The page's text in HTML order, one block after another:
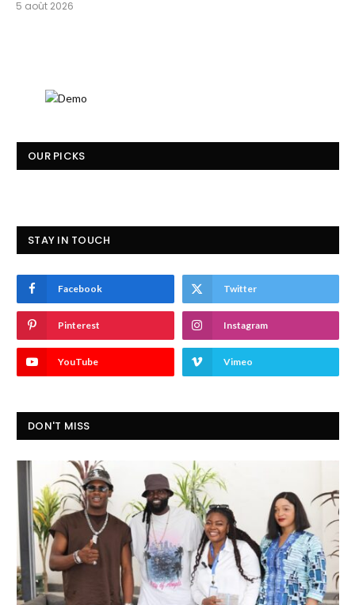
5 août 2026
OUR PICKS
STAY IN TOUCH
Facebook Twitter
Pinterest Instagram
YouTube Vimeo
DON'T MISS